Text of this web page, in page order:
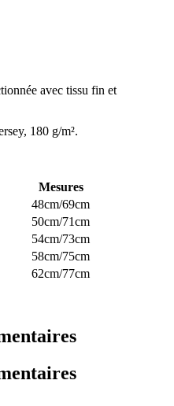
avec tissu fin et
180 g/m².
Mesures
48cm/69cm
50cm/71cm
54cm/73cm
58cm/75cm
62cm/77cm